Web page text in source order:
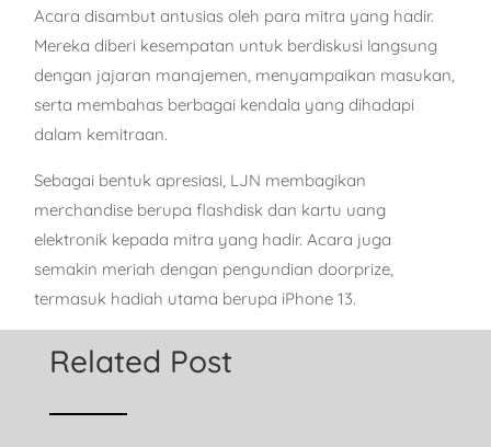
Acara disambut antusias oleh para mitra yang hadir.
Mereka diberi kesempatan untuk berdiskusi langsung
dengan jajaran manajemen, menyampaikan masukan,
serta membahas berbagai kendala yang dihadapi
dalam kemitraan.
Sebagai bentuk apresiasi, LJN membagikan
merchandise berupa flashdisk dan kartu uang
elektronik kepada mitra yang hadir. Acara juga
semakin meriah dengan pengundian doorprize,
termasuk hadiah utama berupa iPhone 13.
Related Post